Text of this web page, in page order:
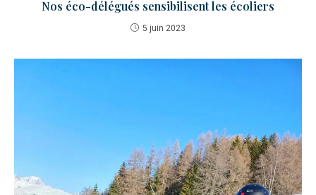
Nos éco-délégués sensibilisent les écoliers
5 juin 2023